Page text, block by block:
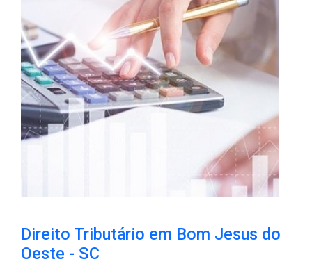
Direito Tributário em Bom Jesus do
Oeste - SC